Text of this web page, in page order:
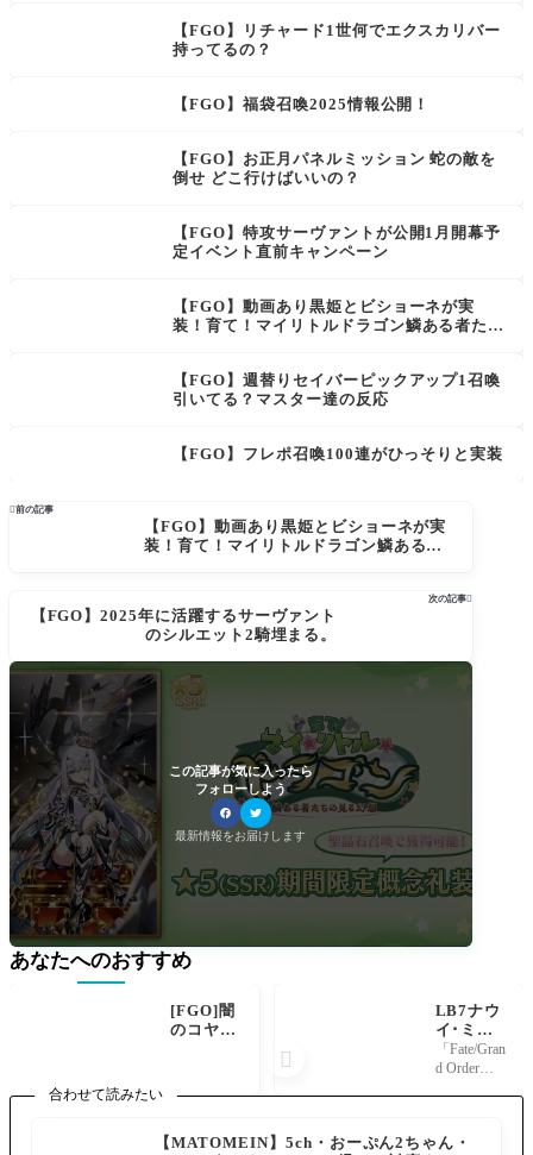
ないサーヴァントは別の機会でPU
【FGO】リチャード1世何でエクスカリバー
持ってるの？
【FGO】福袋召喚2025情報公開！
【FGO】お正月パネルミッション 蛇の敵を
倒せ どこ行けばいいの？
【FGO】特攻サーヴァントが公開1月開幕予
定イベント直前キャンペーン
【FGO】動画あり黒姫とビショーネが実
装！育て！マイリトルドラゴン鱗ある者たち
【FGO】週替りセイバーピックアップ1召喚
引いてる？マスター達の反応
【FGO】フレポ召喚100連がひっそりと実装
前の記事
【FGO】動画あり黒姫とビショーネが実
装！育て！マイリトルドラゴン鱗ある者
次の記事
【FGO】2025年に活躍するサーヴァント
のシルエット2騎埋まる。
この記事が気に入ったら
フォローしよう
最新情報をお届けします
合わせて読みたい
【MATOMEIN】5ch・おーぷん2ちゃん・
あなたへのおすすめ
[FGO]闇
のコヤン
緒だがエ
LB7ナウ
イ･ミク
トランの
新情報は
やスタッ
「Fate/Gran
d Order」
樹海紀行
